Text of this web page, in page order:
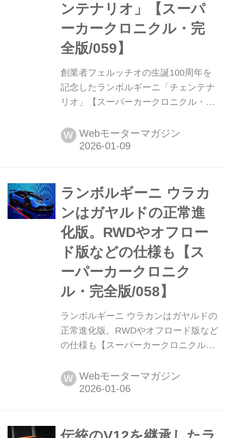
ンテナリオ」【スーパ
ーカークロニクル・完
全版/059】
創業者フェルッチオの生誕100周年を
記念したランボルギーニ「チェンテナ
リオ」【スーパーカークロニクル・完
と至ったスーパーカーたち。1970年代
の懐かしいモデルから現代のハイパー
だ。
W Webモーターマガジン
ランボルギーニ ウラカ
ンはガヤルドの正常進
化版。RWDやオフロー
ド版などの仕様も【ス
ーパーカークロニク
ル・完全版/058】
ランボルギーニ ウラカンはガヤルドの
正常進化版。RWDやオフロード版など
の仕様も【スーパーカークロニクル・
へと至ったスーパーカーたち。1970年
代の懐かしいモデルから現代のハイパ
W Webモーターマガジン